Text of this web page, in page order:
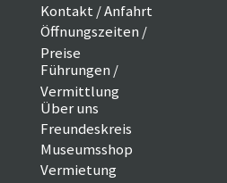
Kontakt / Anfahrt
Öffnungszeiten /
Preise
Führungen /
Vermittlung
Über uns
Freundeskreis
Museumsshop
Vermietung